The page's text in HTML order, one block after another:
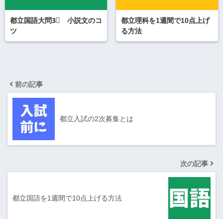
都立国語大問3⃣ 小説文のコ
ツ
都立理科を1週間で10点上げ
る方法
前の記事
都立入試の2次募集とは
次の記事
都立国語を1週間で10点上げる方法